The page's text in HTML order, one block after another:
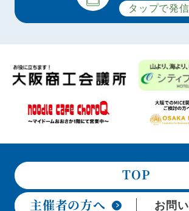
タップで発信
TOP
主催者の方へ
お問